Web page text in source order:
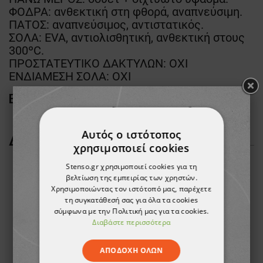
ΦΟΔΡΑ: ανθεκτική στη φθορά, αναπνεύσιμη.
ΠΑΤΟΣ: αναπνεύσιμος, αντιστατικός.
ΣΟΛΑ: EVA, αντιολισθητική, ανθεκτική στους
300ºC.
ΠΡΟΣΤΑΤΕΥΤΙΚΟ ΔΑΚΤΥΛΩΝ: ΟΧΙ
ΕΝΔΙΑΜΕΣΗ ΣΟΛΑ: ΟΧΙ
EN ISO 20347
ΔΕΊΤΕ ΠΕΡΙΣΣΌΤΕΡΑ
Αυτός ο ιστότοπος
χρησιμοποιεί cookies
Stenso.gr χρησιμοποιεί cookies για τη
βελτίωση της εμπειρίας των χρηστών.
Χρησιμοποιώντας τον ιστότοπό μας, παρέχετε
τη συγκατάθεσή σας για όλα τα cookies
σύμφωνα με την Πολιτική μας για τα cookies.
Διαβάστε περισσότερα
ΑΠΟΔΟΧΉ ΌΛΩΝ